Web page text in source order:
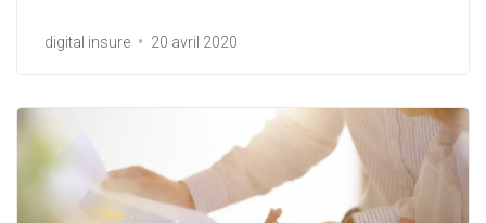
digital insure 20 avril 2020